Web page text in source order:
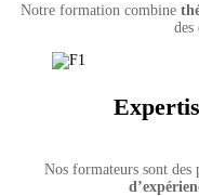
Notre formation combine
des
Nos formateurs sont des